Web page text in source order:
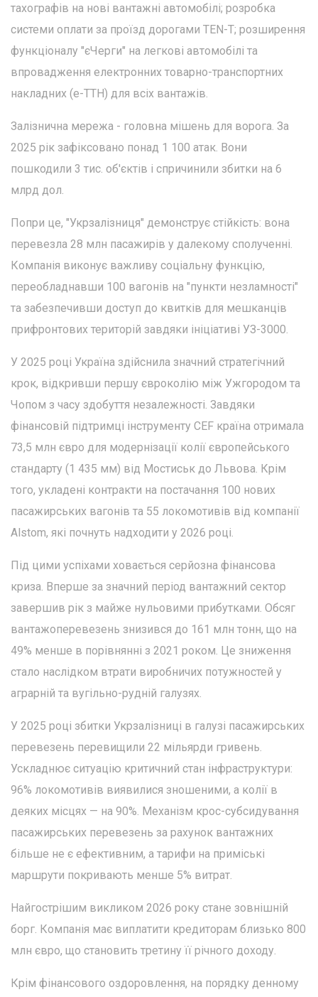
тахографів на нові вантажні автомобілі; розробка
системи оплати за проїзд дорогами TEN-T; розширення
функціоналу "єЧерги" на легкові автомобілі та
впровадження електронних товарно-транспортних
накладних (е-ТТН) для всіх вантажів.
Залізнична мережа - головна мішень для ворога. За
2025 рік зафіксовано понад 1 100 атак. Вони
пошкодили 3 тис. об'єктів і спричинили збитки на 6
млрд дол.
Попри це, "Укрзалізниця" демонструє стійкість: вона
перевезла 28 млн пасажирів у далекому сполученні.
Компанія виконує важливу соціальну функцію,
переобладнавши 100 вагонів на "пункти незламності"
та забезпечивши доступ до квитків для мешканців
прифронтових територій завдяки ініціативі УЗ-3000.
У 2025 році Україна здійснила значний стратегічний
крок, відкривши першу євроколію між Ужгородом та
Чопом з часу здобуття незалежності. Завдяки
фінансовій підтримці інструменту CEF країна отримала
73,5 млн євро для модернізації колії європейського
стандарту (1 435 мм) від Мостиськ до Львова. Крім
того, укладені контракти на постачання 100 нових
пасажирських вагонів та 55 локомотивів від компанії
Alstom, які почнуть надходити у 2026 році.
Під цими успіхами ховається серйозна фінансова
криза. Вперше за значний період вантажний сектор
завершив рік з майже нульовими прибутками. Обсяг
вантажоперевезень знизився до 161 млн тонн, що на
49% менше в порівнянні з 2021 роком. Це зниження
стало наслідком втрати виробничих потужностей у
аграрній та вугільно-рудній галузях.
У 2025 році збитки Укрзалізниці в галузі пасажирських
перевезень перевищили 22 мільярди гривень.
Ускладнює ситуацію критичний стан інфраструктури:
96% локомотивів виявилися зношеними, а колії в
деяких місцях — на 90%. Механізм крос-субсидування
пасажирських перевезень за рахунок вантажних
більше не є ефективним, а тарифи на приміські
маршрути покривають менше 5% витрат.
Найгострішим викликом 2026 року стане зовнішній
борг. Компанія має виплатити кредиторам близько 800
млн євро, що становить третину її річного доходу.
Крім фінансового оздоровлення, на порядку денному